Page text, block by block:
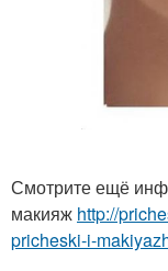
Смотрите ещё
макияж http://
pricheski-i-